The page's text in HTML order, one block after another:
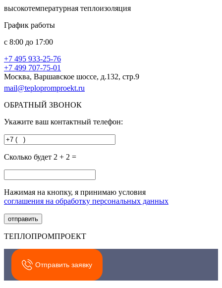
высокотемпературная теплоизоляция
График работы
с 8:00 до 17:00
+7 495 933-25-76
+7 499 707-75-01
Москва, Варшавское шоссе, д.132, стр.9
mail@teplopromproekt.ru
ОБРАТНЫЙ ЗВОНОК
Укажите ваш контактный телефон:
Сколько будет 2 + 2 =
Нажимая на кнопку, я принимаю условия
соглашения на обработку персональных данных
ТЕПЛОПРОМПРОЕКТ
Отправить заявку